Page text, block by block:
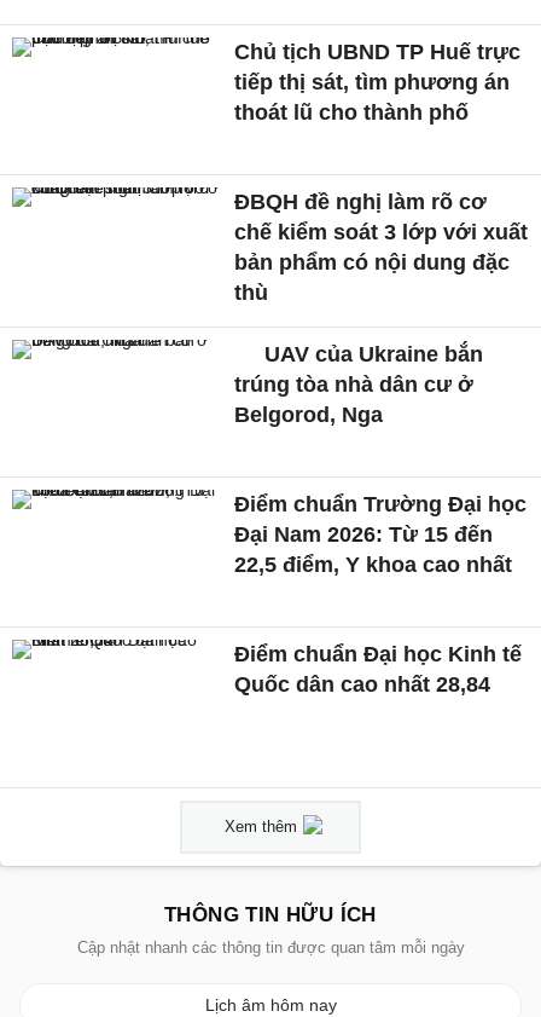
Chủ tịch UBND TP Huế trực
tiếp thị sát, tìm phương án
thoát lũ cho thành phố
ĐBQH đề nghị làm rõ cơ
chế kiểm soát 3 lớp với xuất
bản phẩm có nội dung đặc
thù
UAV của Ukraine bắn
trúng tòa nhà dân cư ở
Belgorod, Nga
Điểm chuẩn Trường Đại học
Đại Nam 2026: Từ 15 đến
22,5 điểm, Y khoa cao nhất
Điểm chuẩn Đại học Kinh tế
Quốc dân cao nhất 28,84
Xem thêm
THÔNG TIN HỮU ÍCH
Cập nhật nhanh các thông tin được quan tâm mỗi ngày
Lịch âm hôm nay